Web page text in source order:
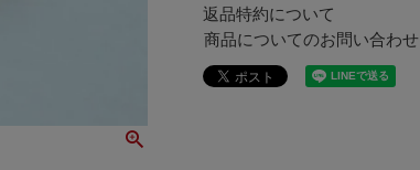
返品特約について
商品についてのお問い合わせ